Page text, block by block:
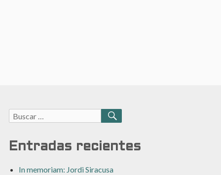
Buscar:
BUSCAR
Entradas recientes
In memoriam: Jordi Siracusa